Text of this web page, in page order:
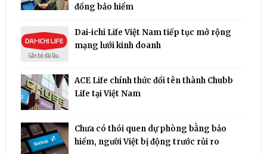
đồng bảo hiểm
Dai-ichi Life Việt Nam tiếp tục mở rộng
mạng lưới kinh doanh
ACE Life chính thức đổi tên thành Chubb
Life tại Việt Nam
Chưa có thói quen dự phòng bằng bảo
hiểm, người Việt bị động trước rủi ro